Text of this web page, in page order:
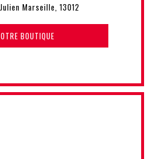
Marseille, 13012
BOUTIQUE